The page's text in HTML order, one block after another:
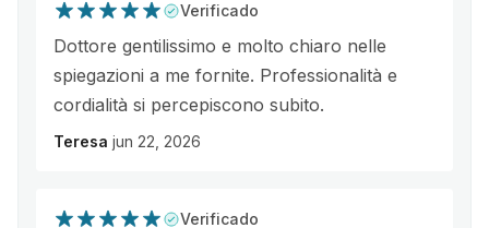
Verificado
Dottore gentilissimo e molto chiaro nelle
spiegazioni a me fornite. Professionalità e
cordialità si percepiscono subito.
Teresa jun 22, 2026
Verificado